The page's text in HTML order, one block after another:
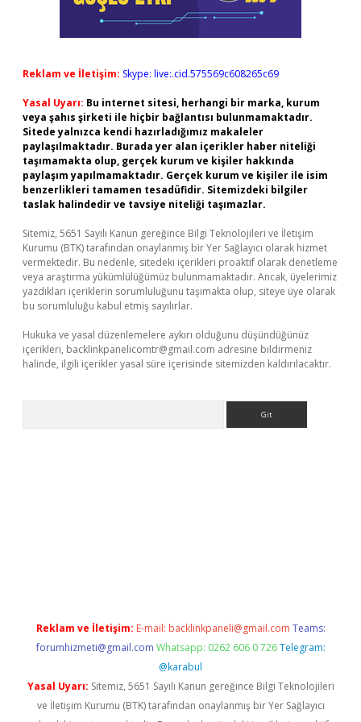
Reklam ve İletişim: Skype: live:.cid.575569c608265c69
Yasal Uyarı: Bu internet sitesi, herhangi bir marka, kurum
veya şahıs şirketi ile hiçbir bağlantısı bulunmamaktadır.
Sitede yalnızca kendi hazırladığımız makaleler
paylaşılmaktadır. Burada yer alan içerikler haber niteliği
taşımamakta olup, gerçek kurum ve kişiler hakkında
paylaşım yapılmamaktadır. Gerçek kurum ve kişiler ile isim
benzerlikleri tamamen tesadüfidir. Sitemizdeki bilgiler
taslak halindedir ve tavsiye niteliği taşımazlar.
Sitemiz, 5651 Sayılı Kanun gereğince Bilgi Teknolojileri ve İletişim
Kurumu (BTK) tarafından onaylanmış bir Yer Sağlayıcı olarak hizmet
vermektedir. Bu nedenle, sitedeki içerikleri proaktif olarak denetleme
veya araştırma yükümlülüğümüz bulunmamaktadır. Ancak, üyelerimiz
yazdıkları içeriklerin sorumluluğunu taşımakta olup, siteye üye olarak
bu sorumluluğu kabul etmiş sayılırlar.
Hukuka ve yasal düzenlemelere aykırı olduğunu düşündüğünüz
içerikleri, backlinkpanelicomtr@gmail.com adresine bildirmeniz
halinde, ilgili içerikler yasal süre içerisinde sitemizden kaldırılacaktır.
Reklam ve İletişim: E-mail: backlinkpaneli@gmail.com Teams:
forumhizmeti@gmail.com Whatsapp: 0262 606 0 726 Telegram:
@karabul
Yasal Uyarı: Sitemiz, 5651 Sayılı Kanun gereğince Bilgi Teknolojileri
ve İletişim Kurumu (BTK) tarafından onaylanmış bir Yer Sağlayıcı